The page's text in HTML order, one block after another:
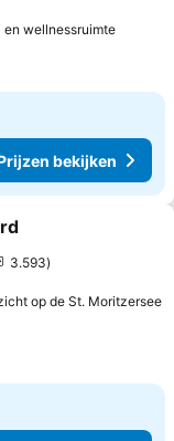
wellnessruimte
bekijken
aan favorieten
3.593
op de St. Moritzersee